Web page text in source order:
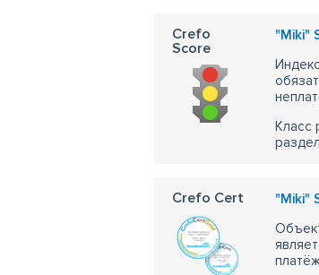
Crefo
Score
"Miki"
Класс
Crefo Cert "Miki"